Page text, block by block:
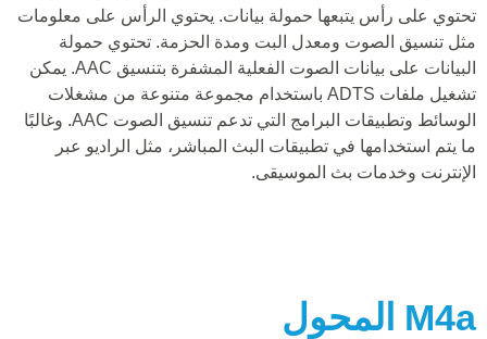
تحتوي على رأس يتبعها حمولة بيانات. يحتوي الرأس على معلومات
مثل تنسيق الصوت ومعدل البت ومدة الحزمة. تحتوي حمولة
البيانات على بيانات الصوت الفعلية المشفرة بتنسيق AAC. يمكن
تشغيل ملفات ADTS باستخدام مجموعة متنوعة من مشغلات
الوسائط وتطبيقات البرامج التي تدعم تنسيق الصوت AAC. وغالبًا
ما يتم استخدامها في تطبيقات البث المباشر، مثل الراديو عبر
الإنترنت وخدمات بث الموسيقى.
M4a المحول